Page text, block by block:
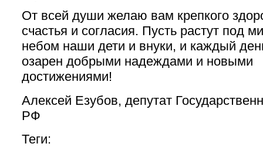
От всей души желаю вам крепкого
счастья и согласия. Пусть растут под
небом наши дети и внуки, и каждый
озарен добрыми надеждами и новыми
достижениями!
Алексей Езубов, депутат
РФ
Теги: